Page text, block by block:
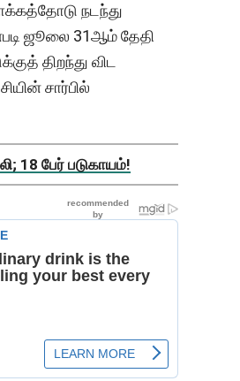
நடந்து
ஜூலை 31ஆம் தேதி
திறந்து விட
சார்பில்
18 பேர் படுகாயம்!